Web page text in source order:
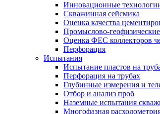
Инновационные
Скважинная сейсмика
Оценка качества
Промыслово-
Оценка ФЕС коллекторов
Перфорация
Испытания
Испытание пластов на
Перфорация на трубах
Глубинные измерения и
Отбор и анализ проб
Наземные испытания
Многофазная